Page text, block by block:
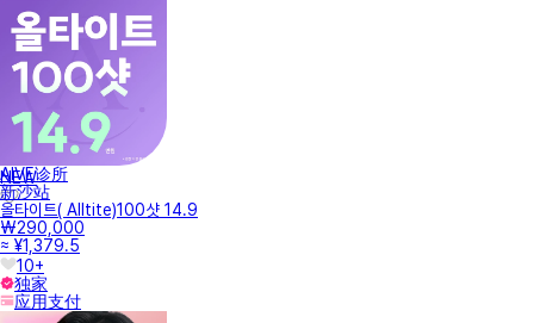
NEW
AIVE诊所
新沙站
올타이트( Alltite)100샷 14.9
₩290,000
≈ ¥1,379.5
10+
独家
应用支付